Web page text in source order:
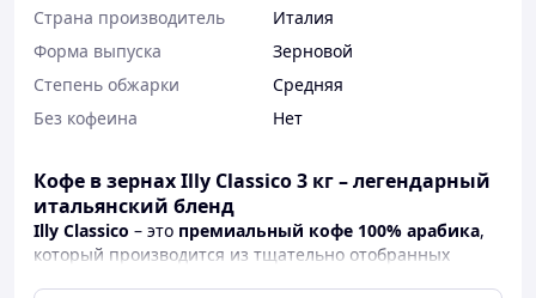
Страна производитель
Италия
Форма выпуска
Зерновой
Степень обжарки
Средняя
Без кофеина
Нет
Кофе в зернах Illy Classico 3 кг – легендарный
итальянский бленд
Illy Classico – это премиальный кофе 100% арабика,
который производится из тщательно отобранных